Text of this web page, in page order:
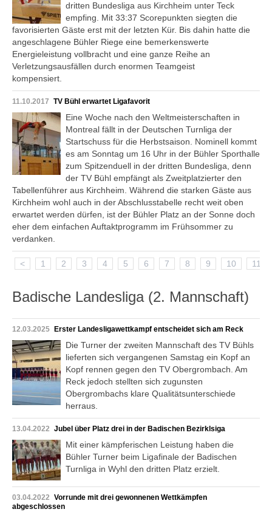
dritten Bundesliga aus Kirchheim unter Teck
empfing. Mit 33:37 Scorepunkten siegten die
favorisierten Gäste erst mit der letzten Kür. Bis dahin hatte die
angeschlagene Bühler Riege eine bemerkenswerte
Energieleistung vollbracht und eine ganze Reihe an
Verletzungsausfällen durch enormen Teamgeist
kompensiert.
11.10.2017 TV Bühl erwartet Ligafavorit
Eine Woche nach den Weltmeisterschaften in
Montreal fällt in der Deutschen Turnliga der
Startschuss für die Herbstsaison. Nominell kommt
es am Sonntag um 16 Uhr in der Bühler Sporthalle
zum Spitzenduell in der dritten Bundesliga, denn
der TV Bühl empfängt als Zweitplatzierter den
Tabellenführer aus Kirchheim. Während die starken Gäste aus
Kirchheim wohl auch in der Abschlusstabelle recht weit oben
erwartet werden dürfen, ist der Bühler Platz an der Sonne doch
eher dem einfachen Auftaktprogramm im Frühsommer zu
verdanken.
< 1 2 3 4 5 6 7 8 9 10 11
Badische Landesliga (2. Mannschaft)
12.03.2025 Erster Landesligawettkampf entscheidet sich am Reck
Die Turner der zweiten Mannschaft des TV Bühls
lieferten sich vergangenen Samstag ein Kopf an
Kopf rennen gegen den TV Obergrombach. Am
Reck jedoch stellten sich zugunsten
Obergrombachs klare Qualitätsunterschiede
herraus.
13.04.2022 Jubel über Platz drei in der Badischen Bezirklsiga
Mit einer kämpferischen Leistung haben die
Bühler Turner beim Ligafinale der Badischen
Turnliga in Wyhl den dritten Platz erzielt.
03.04.2022 Vorrunde mit drei gewonnenen Wettkämpfen
abgeschlossen